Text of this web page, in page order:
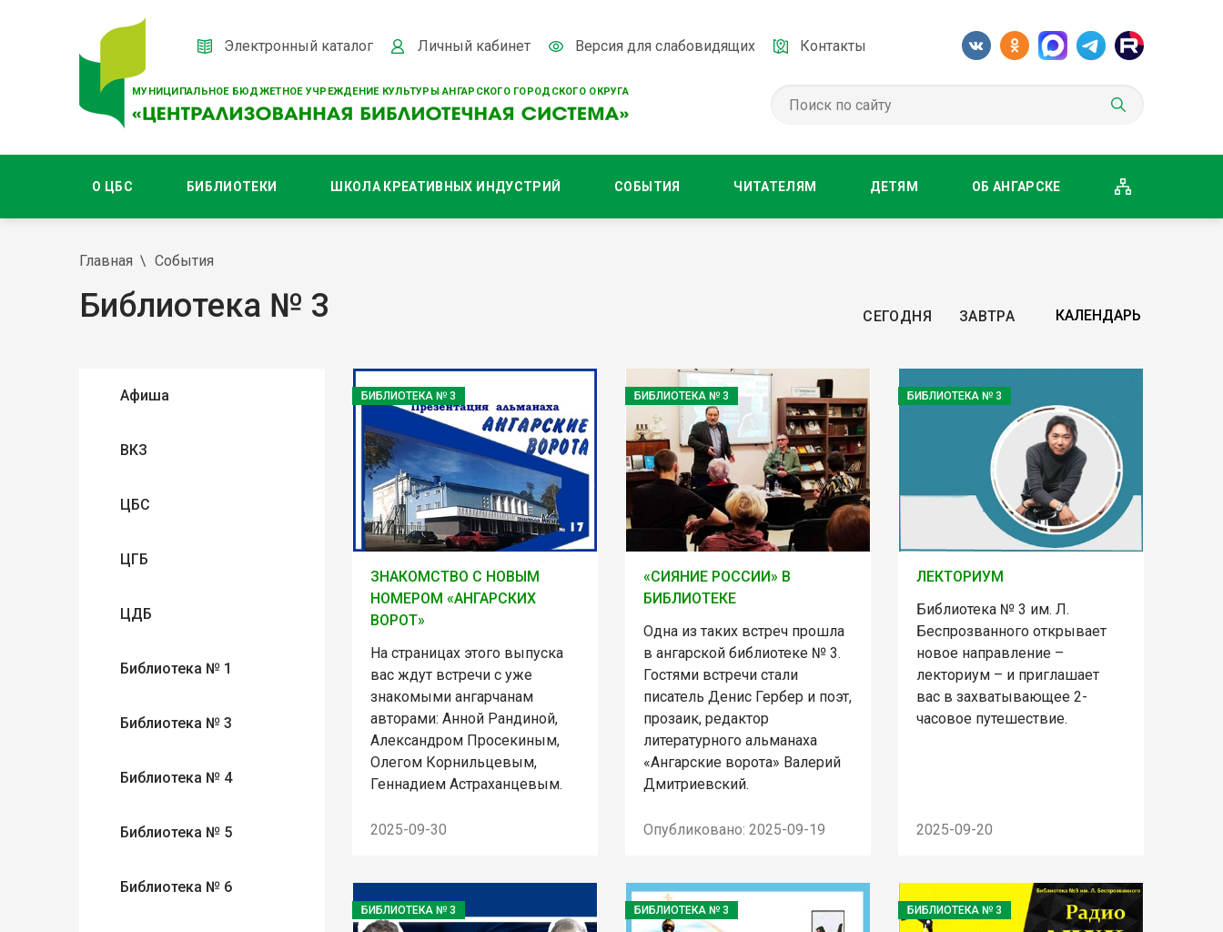
МУНИЦИПАЛЬНОЕ БЮДЖЕТНОЕ УЧРЕЖДЕНИЕ КУЛЬТУРЫ АНГАРСКОГО ГОРОДСКОГО ОКРУГА
Электронный каталог Личный кабинет Версия для слабовидящих Контакты
О ЦБС БИБЛИОТЕКИ ШКОЛА КРЕАТИВНЫХ ИНДУСТРИЙ СОБЫТИЯ ЧИТАТЕЛЯМ ДЕТЯМ ОБ АНГАРСКЕ
Главная События
Библиотека № 3 СЕГОДНЯ ЗАВТРА
Афиша
ВКЗ
ЦБС
ЦГБ
ЦДБ
Библиотека № 1
Библиотека № 3
Библиотека № 4
Библиотека № 5
Библиотека № 6
БИБЛИОТЕКА № 3
ЗНАКОМСТВО С НОВЫМ
НОМЕРОМ «АНГАРСКИХ
ВОРОТ»
На страницах этого выпуска
вас ждут встречи с уже
знакомыми ангарчанам
авторами: Анной Рандиной,
Александром Просекиным,
Олегом Корнильцевым,
Геннадием Астраханцевым.
2025-09-30
БИБЛИОТЕКА № 3
«СИЯНИЕ РОССИИ» В
БИБЛИОТЕКЕ
Одна из таких встреч прошла
в ангарской библиотеке № 3.
Гостями встречи стали
писатель Денис Гербер и поэт,
прозаик, редактор
литературного альманаха
«Ангарские ворота» Валерий
Дмитриевский.
Опубликовано: 2025-09-19
БИБЛИОТЕКА № 3
ЛЕКТОРИУМ
Библиотека № 3 им. Л.
Беспрозванного открывает
новое направление –
лекториум – и приглашает
вас в захватывающее 2-
часовое путешествие.
2025-09-20
БИБЛИОТЕКА № 3 БИБЛИОТЕКА № 3 БИБЛИОТЕКА № 3